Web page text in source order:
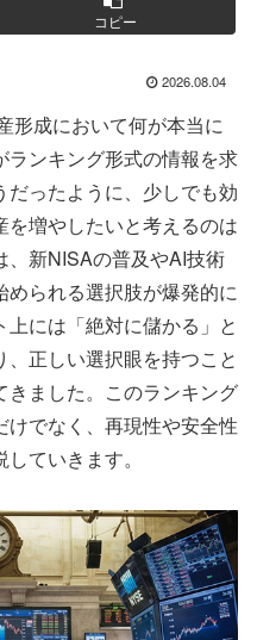
コピー
2026.08.04
形成において何が本当に
ンキング形式の情報を求
ったように、少しでも効
増やしたいと考えるのは
、新NISAの普及やAI技術
られる選択肢が爆発的に
には「絶対に儲かる」と
正しい選択眼を持つこと
きました。このランキング
でなく、再現性や安全性
ていきます。